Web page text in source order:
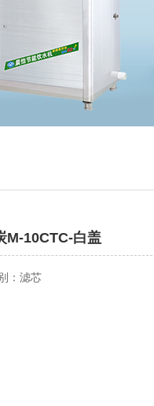
M-10CTC-白盖
：滤芯